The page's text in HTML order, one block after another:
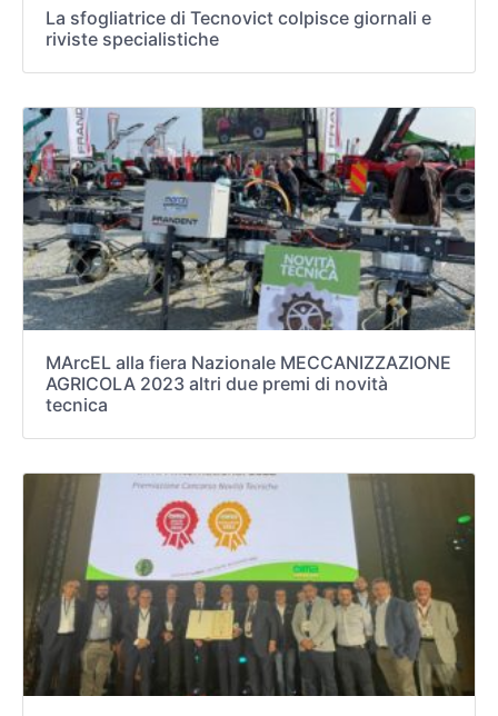
La sfogliatrice di Tecnovict colpisce giornali e
riviste specialistiche
MArcEL alla fiera Nazionale MECCANIZZAZIONE
AGRICOLA 2023 altri due premi di novità
tecnica